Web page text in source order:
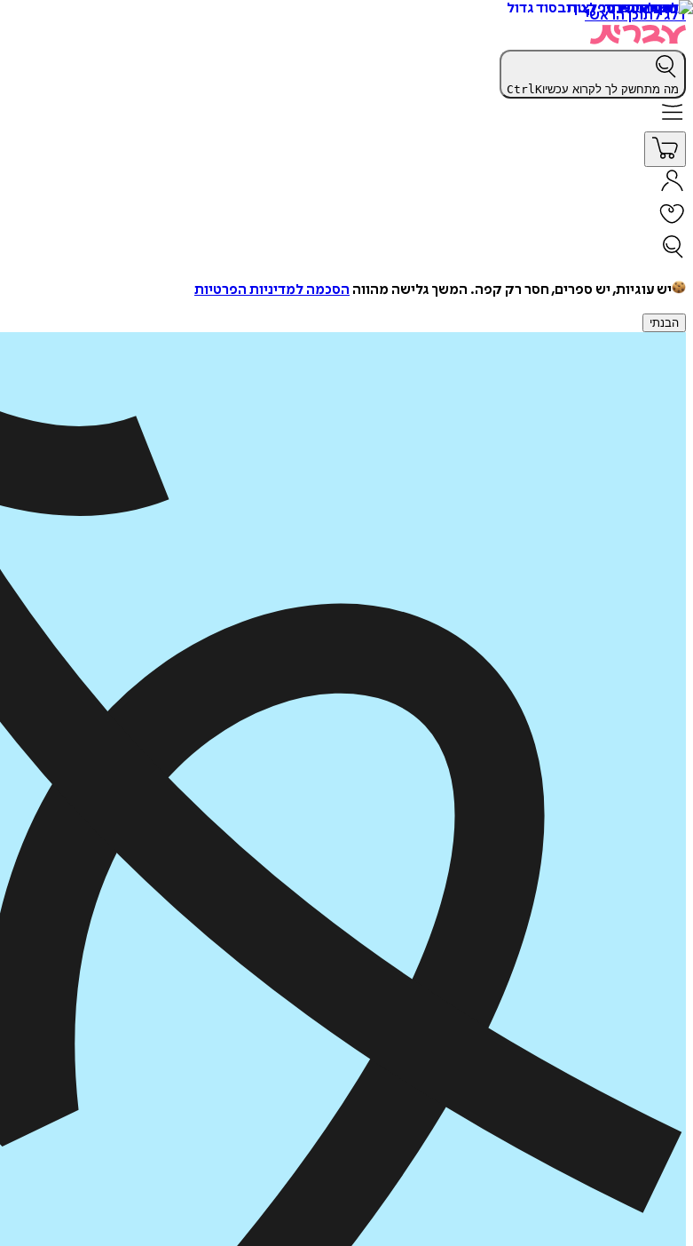
דלג לתוכן הראשי
מה מתחשק לך לקרוא עכשיו CtrlK
יש עוגיות, יש ספרים, חסר רק קפה. המשך גלישה מהווה הסכמה למדיניות הפרטיות
הבנתי